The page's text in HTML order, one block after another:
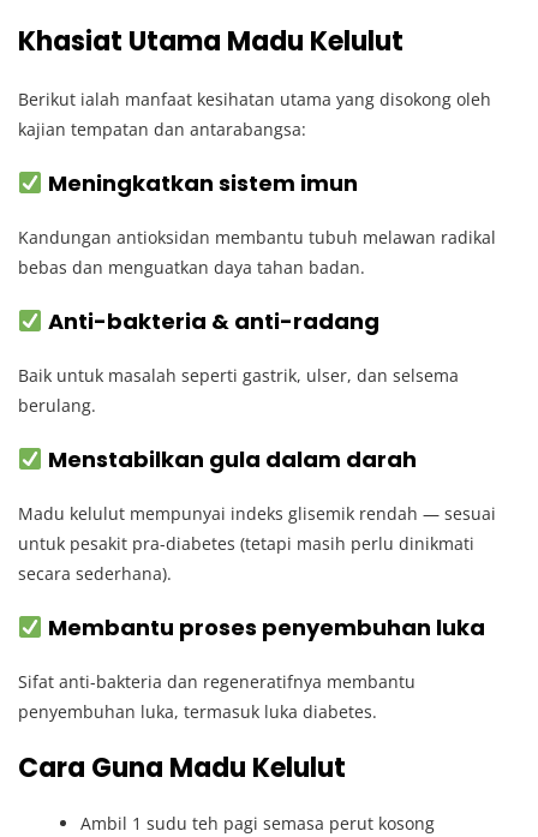
Khasiat Utama Madu Kelulut
Berikut ialah manfaat kesihatan utama yang disokong oleh
kajian tempatan dan antarabangsa:
Meningkatkan sistem imun
Kandungan antioksidan membantu tubuh melawan radikal
bebas dan menguatkan daya tahan badan.
Anti-bakteria & anti-radang
Baik untuk masalah seperti gastrik, ulser, dan selsema
berulang.
Menstabilkan gula dalam darah
Madu kelulut mempunyai indeks glisemik rendah — sesuai
untuk pesakit pra-diabetes (tetapi masih perlu dinikmati
secara sederhana).
Membantu proses penyembuhan luka
Sifat anti-bakteria dan regeneratifnya membantu
penyembuhan luka, termasuk luka diabetes.
Cara Guna Madu Kelulut
Ambil 1 sudu teh pagi semasa perut kosong